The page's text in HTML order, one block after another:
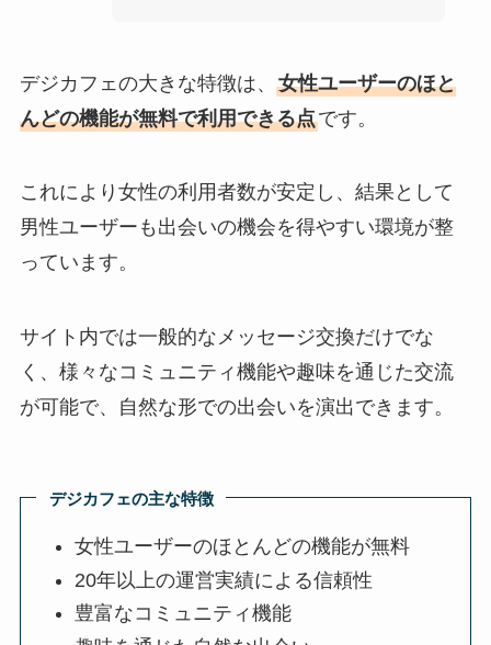
デジカフェの大きな特徴は、 女性ユーザーのほと
んどの機能が無料で利用できる点です。
これにより女性の利用者数が安定し、結果として
男性ユーザーも出会いの機会を得やすい環境が整
っています。
サイト内では一般的なメッセージ交換だけでな
く、様々なコミュニティ機能や趣味を通じた交流
が可能で、自然な形での出会いを演出できます。
デジカフェの主な特徴
女性ユーザーのほとんどの機能が無料
20年以上の運営実績による信頼性
豊富なコミュニティ機能